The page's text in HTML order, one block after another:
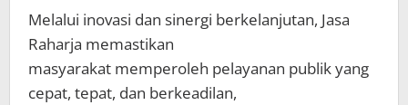
Melalui inovasi dan sinergi berkelanjutan, Jasa
Raharja memastikan
masyarakat memperoleh pelayanan publik yang
cepat, tepat, dan berkeadilan,